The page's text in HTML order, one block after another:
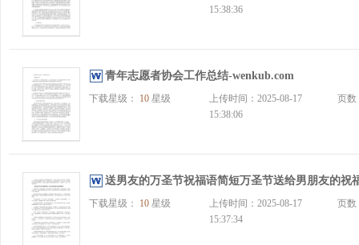
15:38:36
青年志愿者协会工作总结-wenkub.com
下载星级： 10 星级
上传时间：2025-08-17
15:38:06
页
送男友的万圣节祝福语简短万圣节送给男朋友的祝
下载星级： 10 星级
上传时间：2025-08-17
15:37:34
页